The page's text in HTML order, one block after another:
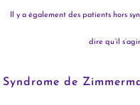
Il y a également des patients hors
dire qu’il
Syndrome de